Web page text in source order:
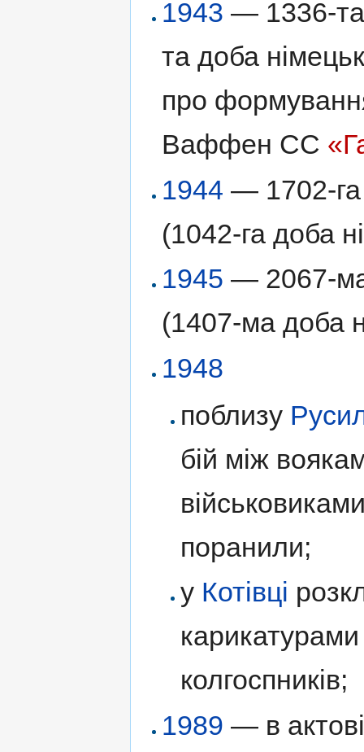
1943 — 1336-та
та доба
про формування
Ваффен СС
1944 — 1702-га
(1042-га доба
1945 — 2067-ма
(1407-ма доба
1948
поблизу
бій між
поранили;
у Котівці
колгоспників;
1989 — в